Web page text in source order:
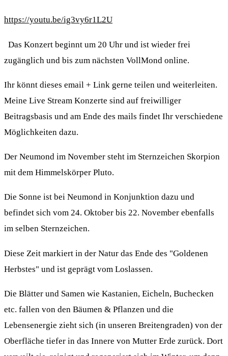
https://youtu.be/ig3vy6r1L2U
Das Konzert beginnt um 20 Uhr und ist wieder frei
zugänglich und bis zum nächsten VollMond online.
Ihr könnt dieses email + Link gerne teilen und weiterleiten.
Meine Live Stream Konzerte sind auf freiwilliger
Beitragsbasis und am Ende des mails findet Ihr verschiedene
Möglichkeiten dazu.
Der Neumond im November steht im Sternzeichen Skorpion
mit dem Himmelskörper Pluto.
Die Sonne ist bei Neumond in Konjunktion dazu und
befindet sich vom 24. Oktober bis 22. November ebenfalls
im selben Sternzeichen.
Diese Zeit markiert in der Natur das Ende des "Goldenen
Herbstes" und ist geprägt vom Loslassen.
Die Blätter und Samen wie Kastanien, Eicheln, Buchecken
etc. fallen von den Bäumen & Pflanzen und die
Lebensenergie zieht sich (in unseren Breitengraden) von der
Oberfläche tiefer in das Innere von Mutter Erde zurück. Dort